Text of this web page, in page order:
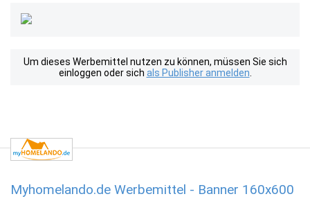
Um dieses Werbemittel nutzen zu können, müssen Sie sich
einloggen oder sich als Publisher anmelden
Myhomelando.de Werbemittel - Banner 160x600